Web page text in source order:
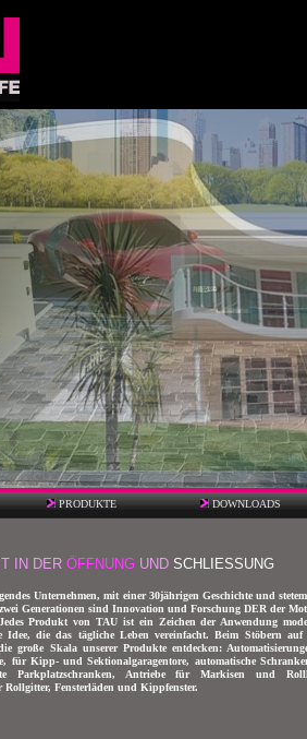
PRODUKTE DOWNLOADS
IN DER ÖFFNUNG UND SCHLIESSUNG
Unternehmen, mit einer 30jährigen Geschichte und
Generationen sind Innovation und Forschung DER der
Produkt von TAU ist ein Zeichen der Anwendung
Idee, die das tägliche Leben vereinfacht. Beim Stöbern auf
große Skala unserer Produkte entdecken:
für Kipp- und Sektionalgaragentore, automatische
Parkplatzschranken, Antriebe für Markisen und
Rollgitter, Fensterläden und Kippfenster.